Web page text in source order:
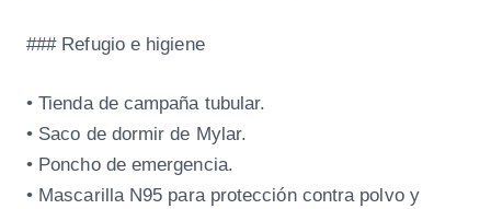
### Refugio e higiene
• Tienda de campaña tubular.
• Saco de dormir de Mylar.
• Poncho de emergencia.
• Mascarilla N95 para protección contra polvo y